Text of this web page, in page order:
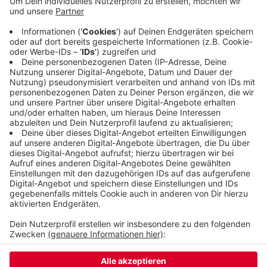
den Linken ging dazwischen und wurde dann auch
selbst beleidigt. Als der Täter ausstieg, verfolgte
er ihn bis in die Hindenburgstraße im Zoo-Viertel,
wo er ihn festhalten konnte, bis die Polizei kam.
Von der Linken heißt es, dass wir alle Rassismus
überall entschlossen entgegentreten müssen.
Veröffentlicht:Donnerstag, 20.06.2024 11:22
Anzeige
Anzeige